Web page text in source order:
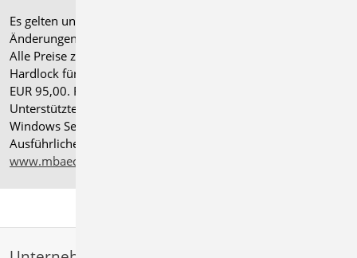
Es gelten unsere
Änderungen und Irrtümer vorbehalten.
Alle Preise zzgl. Versandkosten und gesetzlicher MwSt.
Hardlock für Einzelplatzlizenz, je Arbeitsplatz erforderlich
EUR 95,00. Folgelizenz-/Netzwerkbedingungen auf Anfrage.
Unterstützte Betriebssysteme: Windows
Windows Server 2025 mit Windows Terminal Server.
Ausführliche Informationen auf
www.mbaec.de/service/systemvoraussetzungen